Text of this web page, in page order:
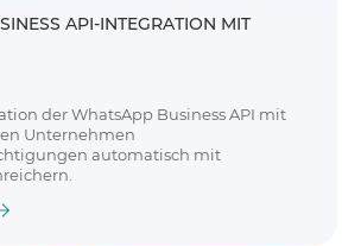
API-INTEGRATION MIT
der WhatsApp Business API mit
Unternehmen
automatisch mit